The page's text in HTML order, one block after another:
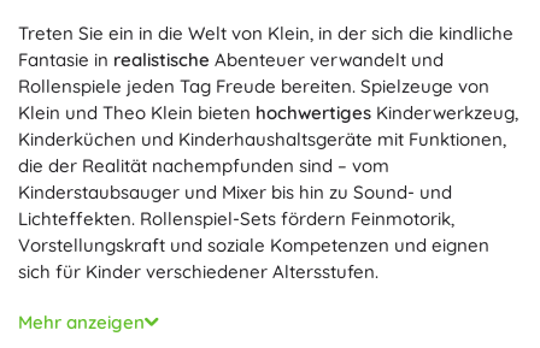
Treten Sie ein in die Welt von Klein, in der sich die kindliche
Fantasie in realistische Abenteuer verwandelt und
Rollenspiele jeden Tag Freude bereiten. Spielzeuge von
Klein und Theo Klein bieten hochwertiges Kinderwerkzeug,
Kinderküchen und Kinderhaushaltsgeräte mit Funktionen,
die der Realität nachempfunden sind – vom
Kinderstaubsauger und Mixer bis hin zu Sound- und
Lichteffekten. Rollenspiel-Sets fördern Feinmotorik,
Vorstellungskraft und soziale Kompetenzen und eignen
sich für Kinder verschiedener Altersstufen.
Jedes Produkt ist mit Fokus auf
Ergonomie und eine
Mehr anzeigen